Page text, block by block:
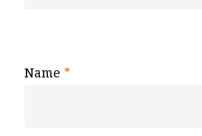
Name *